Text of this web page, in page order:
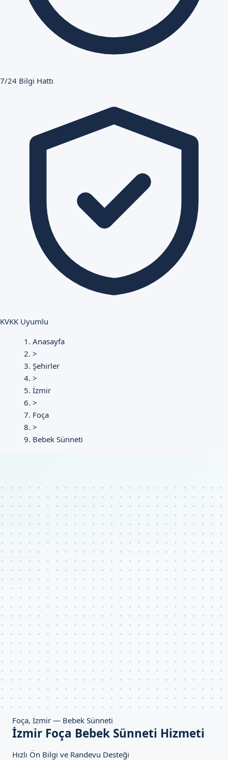
7/24 Bilgi Hattı
KVKK Uyumlu
Anasayfa
>
Şehirler
>
İzmir
>
Foça
>
Bebek Sünneti
Foça, İzmir — Bebek Sünneti
İzmir Foça Bebek Sünneti Hizmeti
Hızlı Ön Bilgi ve Randevu Desteği